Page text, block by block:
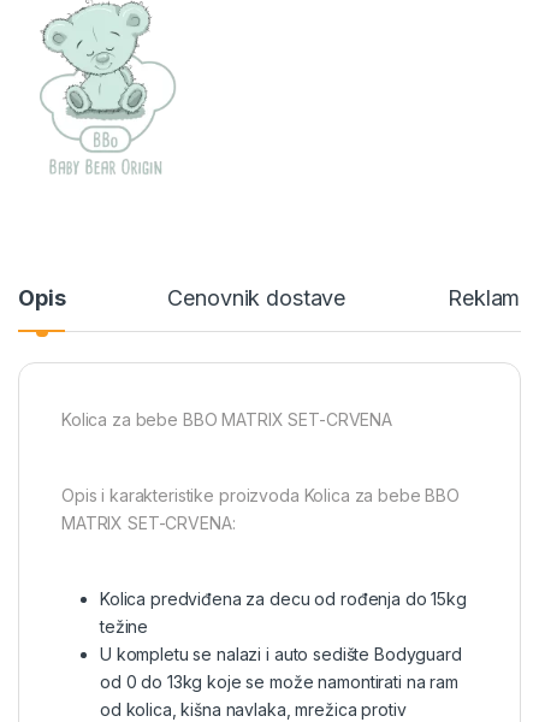
Opis Cenovnik dostave
Kolica za bebe BBO MATRIX SET-CRVENA
Opis i karakteristike proizvoda Kolica za bebe BBO
MATRIX SET-CRVENA:
Kolica predviđena za decu od rođenja do 15kg
težine
U kompletu se nalazi i auto sedište Bodyguard
od 0 do 13kg koje se može namontirati na ram
od kolica, kišna navlaka, mrežica protiv